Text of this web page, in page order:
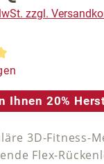
zzgl.
Bewertung
Ihnen 20%
3D-Fitness-
Flex-